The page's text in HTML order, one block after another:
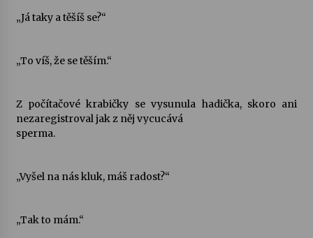
„Já taky a těšíš se?“
„To víš, že se těším.“
Z počítačové krabičky se vysunula hadička, skoro ani
nezaregistroval jak z něj vycucává
sperma.
„Vyšel na nás kluk, máš radost?“
„Tak to mám.“